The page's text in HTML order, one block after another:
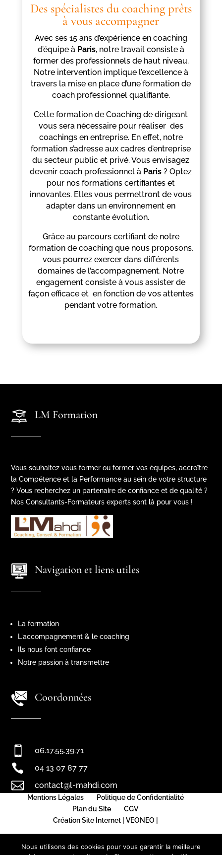
Des spécialistes du coaching prêts
à vous accompagner
Avec ses 15 ans d’expérience en coaching
d’équipe à Paris, notre travail consiste à
former des professionnels de haut niveau.
Notre intervention implique l’excellence à
travers la mise en place d’une formation de
coach professionnel qualifiante.
Cette formation de Coaching de dirigeant
vous sera nécessaire pour réaliser des
coachings en entreprise. En effet, notre
formation s’adresse aux cadres d’entreprise
du secteur public et privé. Vous envisagez
devenir coach professionnel à Paris ? Optez
pour nos formations certifiantes et
innovantes. Elles vous permettront de vous
adapter dans un environnement en
constante évolution.
Grâce au parcours certifiant de notre
formation de coaching que nous proposons,
vous pourrez exercer dans différents
domaines de l’accompagnement. Notre
engagement consiste à vous assister de
façon efficace et en fonction de vos attentes
pendant votre formation.
LM Formation
Vous souhaitez vous former ou former vos équipes, accroître
la Compétence et la Performance au sein de votre structure
? Vous recherchez un partenaire de confiance et de qualité ?
Nos Consultants-Formateurs experts sont là pour vous !
Navigation et liens utiles
La formation
L'accompagnement & le coaching
Ils nous font confiance
Notre passion à transmettre
Coordonnées
 06.17.55.39.71
 04 13 07 87 77
 contact@l-mahdi.com
Mentions Légales
Politique de Confidentialité
Plan du Site
CGV
Création Site Internet | VEONEO |
Nous utilisons des cookies pour vous garantir la meilleure